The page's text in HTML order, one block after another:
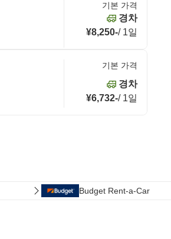
기본 가격
경차
¥8,250-/ 1일
기본 가격
경차
¥6,732-/ 1일
Budget Rent-a-Car